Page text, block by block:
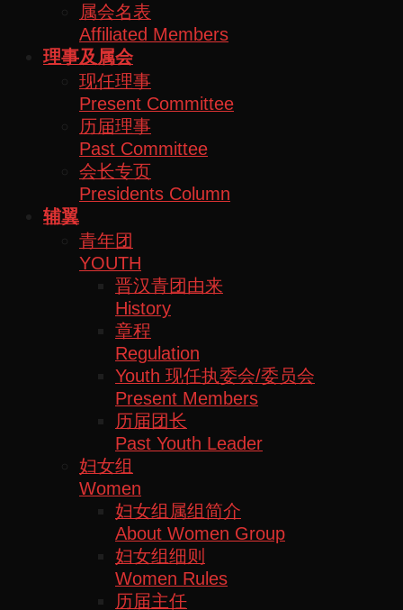
属会名表
Affiliated Members
理事及属会
现任理事
Present Committee
历届理事
Past Committee
会长专页
Presidents Column
辅翼
青年团
YOUTH
晋汉青团由来
History
章程
Regulation
Youth 现任执委会/委员会
Present Members
历届团长
Past Youth Leader
妇女组
Women
妇女组属组简介
About Women Group
妇女组细则
Women Rules
历届主任